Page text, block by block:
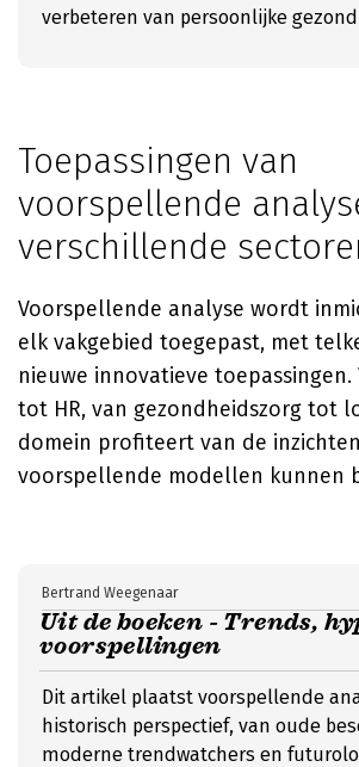
verbeteren van persoonlijke
Toepassingen van
voorspellende
verschillende
Voorspellende analyse wordt
elk vakgebied toegepast, met
nieuwe innovatieve toepassingen.
tot HR, van gezondheidszorg tot
domein profiteert van de
voorspellende modellen kunnen
Uit de boeken - Trends,
voorspellingen
Bertrand Weegenaar
Dit artikel plaatst voorspellende
historisch perspectief, van oude
moderne trendwatchers en